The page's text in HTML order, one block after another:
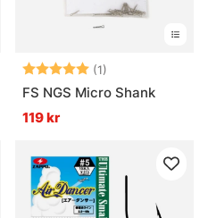
Betyg: (1)
FS NGS Micro Shank
119 kr